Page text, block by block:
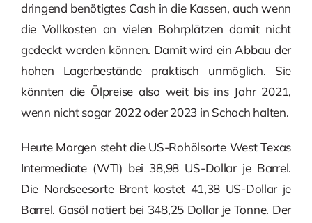
dringend benötigtes Cash in die Kassen, auch wenn
die Vollkosten an vielen Bohrplätzen damit nicht
gedeckt werden können. Damit wird ein Abbau der
hohen Lagerbestände praktisch unmöglich. Sie
könnten die Ölpreise also weit bis ins Jahr 2021,
wenn nicht sogar 2022 oder 2023 in Schach halten.
Heute Morgen steht die US-Rohölsorte West Texas
Intermediate (WTI) bei 38,98 US-Dollar je Barrel.
Die Nordseesorte Brent kostet 41,38 US-Dollar je
Barrel. Gasöl notiert bei 348,25 Dollar je Tonne. Der